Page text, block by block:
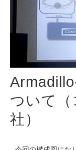
ついて
社）